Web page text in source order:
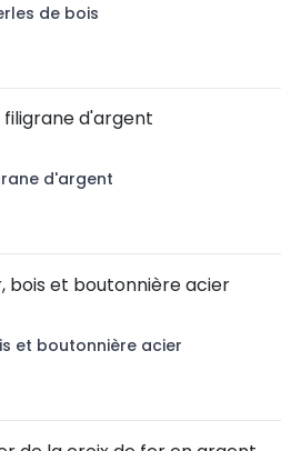
de bois
d'argent
et boutonnière acier